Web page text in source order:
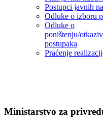
Postupci javnih
Odluke o izboru
Odluke o
poništenju/
postupaka
Praćenje
Ministarstvo za